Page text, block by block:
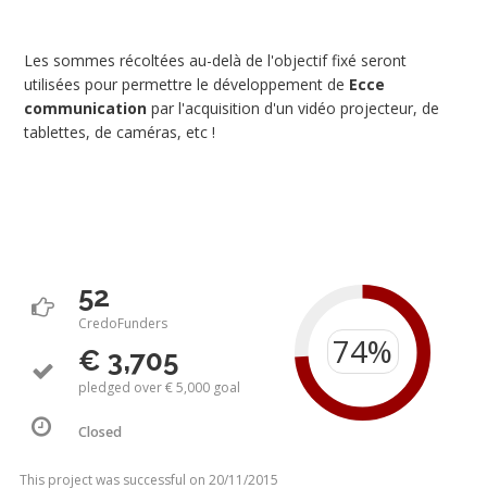
Les sommes récoltées au-delà de l'objectif fixé seront
utilisées pour permettre le développement de Ecce
communication par l'acquisition d'un vidéo projecteur, de
tablettes, de caméras, etc !
52
CredoFunders
€ 3,705
pledged over € 5,000 goal
Closed
This project was successful on 20/11/2015